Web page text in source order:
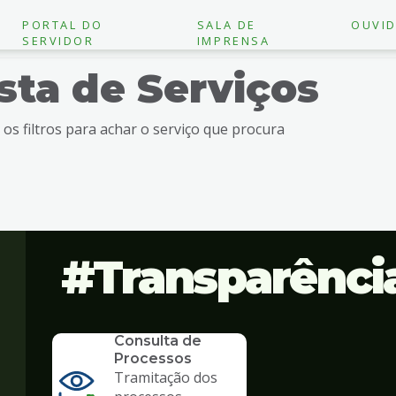
PORTAL DO
SERVIDOR
SALA DE
IMPRENSA
de Serviços
os filtros para achar o serviço que procura
Consulta de
Processos
Tramitação dos